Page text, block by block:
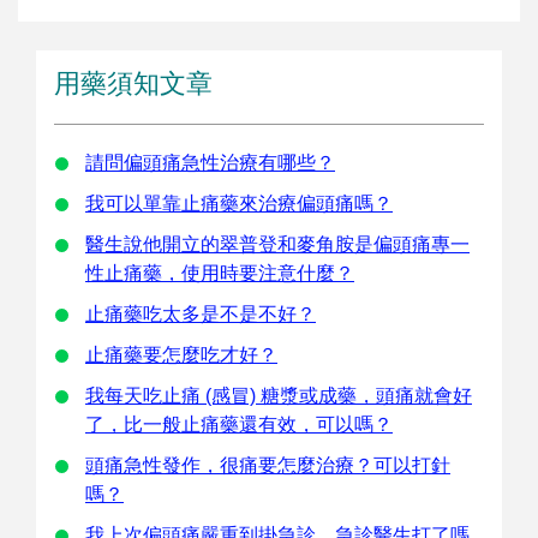
用藥須知文章
請問偏頭痛急性治療有哪些？
我可以單靠止痛藥來治療偏頭痛嗎？
醫生說他開立的翠普登和麥角胺是偏頭痛專一
性止痛藥，使用時要注意什麼？
止痛藥吃太多是不是不好？
止痛藥要怎麼吃才好？
我每天吃止痛 (感冒) 糖漿或成藥，頭痛就會好
了，比一般止痛藥還有效，可以嗎？
頭痛急性發作，很痛要怎麼治療？可以打針
嗎？